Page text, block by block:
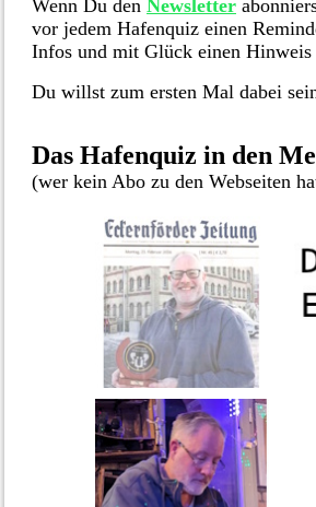
Wenn Du den Newsletter
vor jedem Hafenquiz einen
Infos und mit Glück einen Hinweis
Du willst zum ersten Mal dabei
Das Hafenquiz in den
(wer kein Abo zu den Webseiten